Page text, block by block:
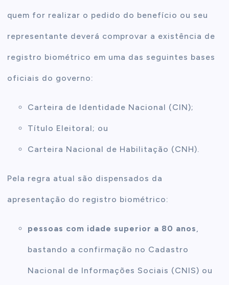
quem for realizar o pedido do benefício ou seu
representante deverá comprovar a existência de
registro biométrico em uma das seguintes bases
oficiais do governo:
Carteira de Identidade Nacional (CIN);
Título Eleitoral; ou
Carteira Nacional de Habilitação (CNH).
Pela regra atual são dispensados da
apresentação do registro biométrico:
pessoas com idade superior a 80 anos,
bastando a confirmação no Cadastro
Nacional de Informações Sociais (CNIS) ou